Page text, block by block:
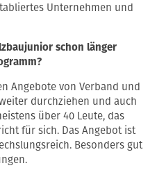
Unternehmen und
schon länger
Angebote von Verband und
durchziehen und auch
über 40 Leute, das
für sich. Das Angebot ist
Besonders gut